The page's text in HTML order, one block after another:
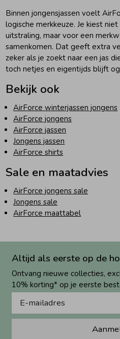
Binnen jongensjassen voelt
logische merkkeuze. Je kiest
uitstraling, maar voor een
samenkomen. Dat geeft extra
zeker als je zoekt naar een jas
toch netjes en eigentijds blijft
Bekijk ook
AirForce winterjassen jongens
AirForce jongens
AirForce jassen
Jongens jassen
AirForce shirts
Sale en maatadvies
AirForce jongens sale
Jongens sale
AirForce maattabel
Altijd als eerste op de
Ontvang nieuwe collecties,
10% korting* op je eerste